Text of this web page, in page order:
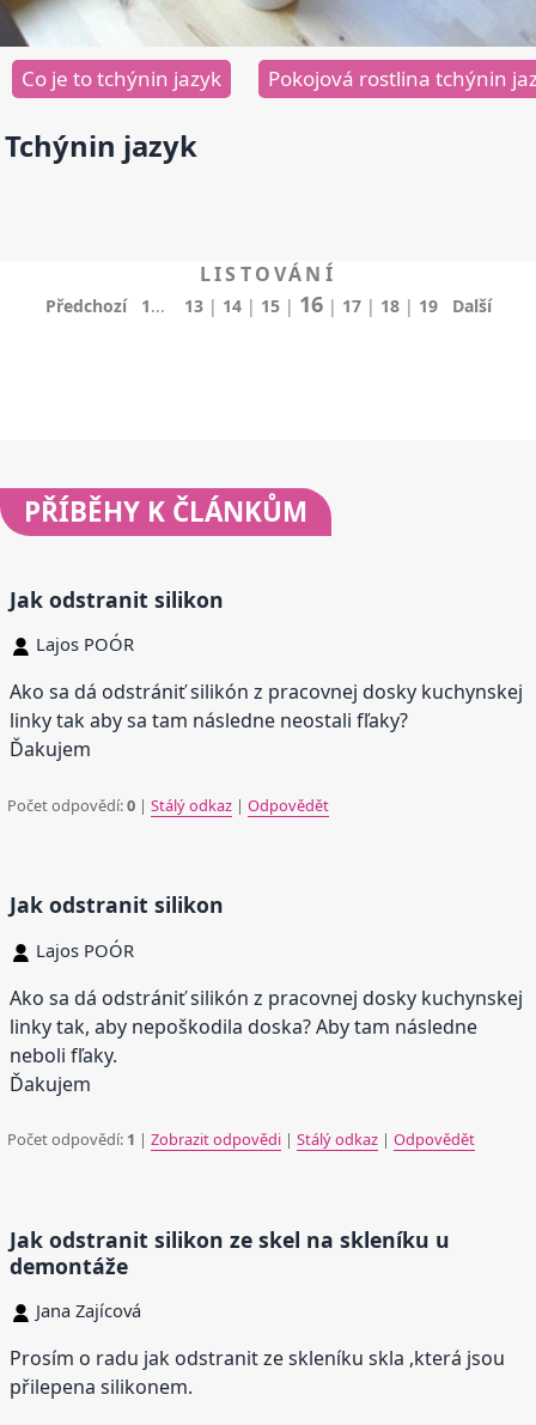
Co je to tchýnin jazyk Pokojová rostlina tchýnin
Tchýnin jazyk
LISTOVÁNÍ
Předchozí 1... 13| 14| 15| 16| 17| 18| 19 Další
PŘÍBĚHY K ČLÁNKŮM
Jak odstranit silikon
Lajos POÓR
Ako sa dá odstrániť silikón z pracovnej dosky kuchynskej
linky tak aby sa tam následne neostali fľaky?
Ďakujem
Počet odpovědí:0 |Stálý odkaz |Odpovědět
Jak odstranit silikon
Lajos POÓR
Ako sa dá odstrániť silikón z pracovnej dosky kuchynskej
linky tak, aby nepoškodila doska? Aby tam následne
neboli fľaky.
Ďakujem
Počet odpovědí: 1 |Zobrazit odpovědi |Stálý odkaz |Odpovědět
Jak odstranit silikon ze skel na skleníku u
demontáže
Jana Zajícová
Prosím o radu jak odstranit ze skleníku skla ,která jsou
přilepena silikonem.